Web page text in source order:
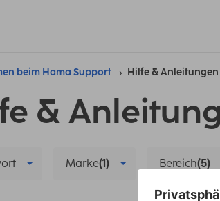
beim Hama Support Hilfe & Anleitungen
&
Marke(1) Bereich(5)